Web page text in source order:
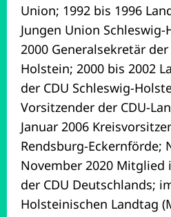
Union; 1992 bis 1996
Jungen Union
2000 Generalsekretär der
Holstein; 2000 bis 2002
der CDU Schleswig-
Vorsitzender der CDU-
Januar 2006
Rendsburg-Eckernförde;
November 2020 Mitglied
der CDU Deutschlands;
Holsteinischen Landtag